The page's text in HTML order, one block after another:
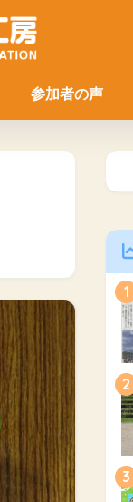
参加者の声
1
2
3